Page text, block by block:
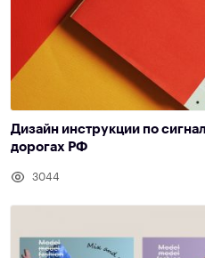
Дизайн инструкции по
дорогах РФ
3044